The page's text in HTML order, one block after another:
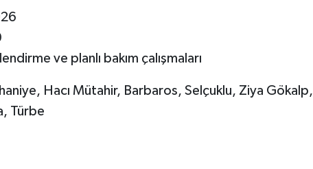
ve planlı bakım çalışmaları
Hacı Mütahir, Barbaros, Selçuklu, Ziya Gökalp,
Türbe